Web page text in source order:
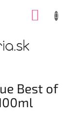
Best of